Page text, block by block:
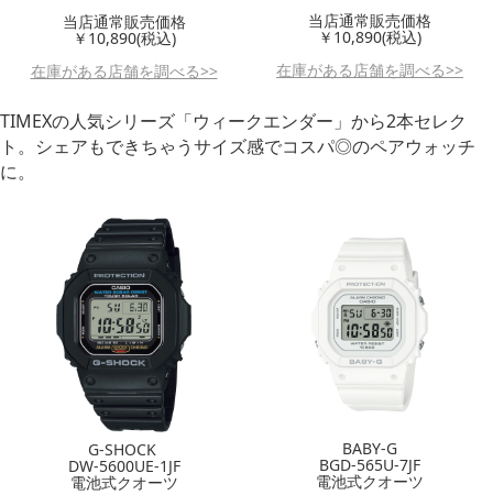
当店通常販売価格
￥10,890(税込)
在庫がある店舗を調べる>>
当店通常販売価格
￥10,890(税込)
在庫がある店舗を調べる>>
TIMEXの人気シリーズ「ウィークエンダー」から2本セレク
ト。シェアもできちゃうサイズ感でコスパ◎のペアウォッチ
に。
G-SHOCK
DW-5600UE-1JF
電池式クオーツ
BABY-G
BGD-565U-7JF
電池式クオーツ